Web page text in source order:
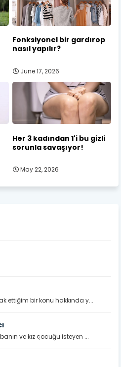
Fonksiyonel bir gardırop
nasıl yapılır?
June 17, 2026
Her 3 kadından 1'i bu gizli
sorunla savaşıyor!
May 22, 2026
ettiğim bir konu hakkında y...
ve kız çocuğu isteyen ...